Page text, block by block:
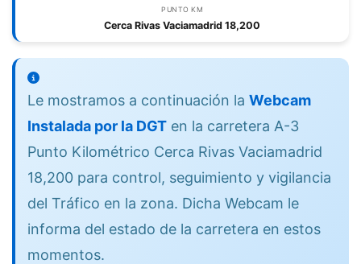
PUNTO KM
Cerca Rivas Vaciamadrid 18,200
Le mostramos a continuación la Webcam
Instalada por la DGT en la carretera A-3
Punto Kilométrico Cerca Rivas Vaciamadrid
18,200 para control, seguimiento y vigilancia
del Tráfico en la zona. Dicha Webcam le
informa del estado de la carretera en estos
momentos.